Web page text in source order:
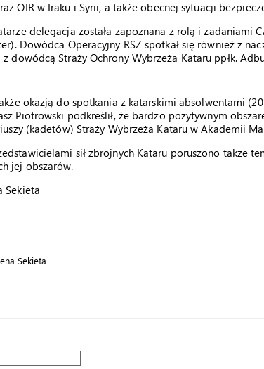
OIR w Iraku i Syrii, a także obecnej sytuacji
delegacja została zapoznana z rolą i zadaniami
Dowódca Operacyjny RSZ spotkał się również z
dowódcą Straży Ochrony Wybrzeża Kataru ppłk.
okazją do spotkania z katarskimi absolwentami
Piotrowski podkreślił, że bardzo pozytywnym
(kadetów) Straży Wybrzeża Kataru w Akademii
sił zbrojnych Kataru poruszono także
jej obszarów.
Sekieta
Sekieta